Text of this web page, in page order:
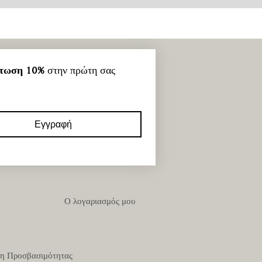
10% στην πρώτη σας
Εγγραφή
Ο λογαριασμός μου
Προσβασιμότητας